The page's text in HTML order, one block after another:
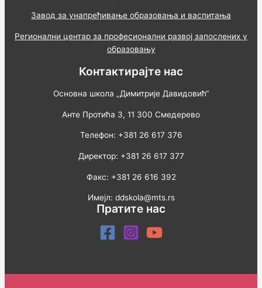
Завод за унапређивање образовања и васпитања
Регионални центар за професионални развој запослених у
образовању
Контактирајте нас
Основна школа „Димитрије Давидовић“
Анте Протића 3, 11 300 Смедерево
Телефон: +381 26 617 376
Директор: +381 26 617 377
Факс: +381 26 616 392
Имејл: ddskola@mts.rs
Пратите нас